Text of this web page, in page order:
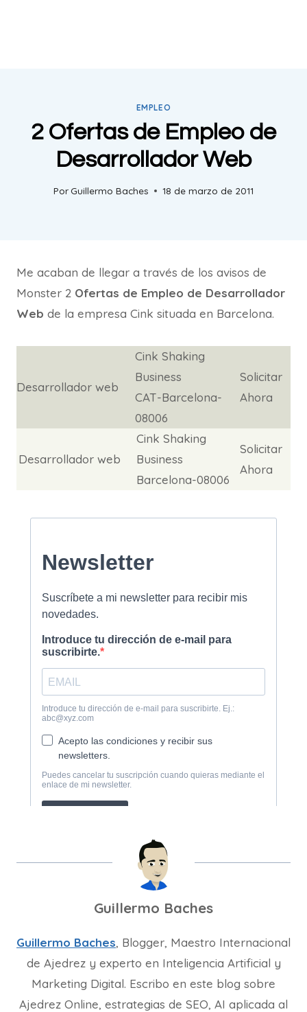
EMPLEO
2 Ofertas de Empleo de
Desarrollador Web
PorGuillermo Baches 18 de marzo de 2011
Me acaban de llegar a través de los avisos de
Monster 2 Ofertas de Empleo de Desarrollador
Web de la empresa Cink situada en Barcelona.
Desarrollador web
Cink Shaking
Business
CAT-Barcelona-
08006
Solicitar
Ahora
Desarrollador web
Cink Shaking
Business
Barcelona-08006
Solicitar
Ahora
Guillermo Baches
Guillermo Baches, Blogger, Maestro Internacional
de Ajedrez y experto en Inteligencia Artificial y
Marketing Digital. Escribo en este blog sobre
Ajedrez Online, estrategias de SEO, AI aplicada al